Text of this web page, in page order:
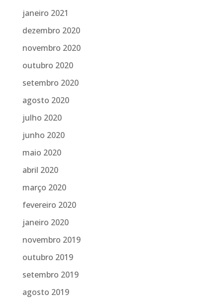
janeiro 2021
dezembro 2020
novembro 2020
outubro 2020
setembro 2020
agosto 2020
julho 2020
junho 2020
maio 2020
abril 2020
março 2020
fevereiro 2020
janeiro 2020
novembro 2019
outubro 2019
setembro 2019
agosto 2019